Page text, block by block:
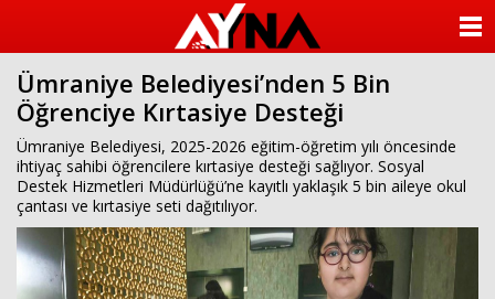
sohbet
cinsel
sohbet
sohbet
mobil
sohbet
islami
sohbetler
Ümraniye Belediyesi’nden 5 Bin
Öğrenciye Kırtasiye Desteği
Ümraniye Belediyesi, 2025-2026 eğitim-öğretim yılı öncesinde
ihtiyaç sahibi öğrencilere kırtasiye desteği sağlıyor. Sosyal
Destek Hizmetleri Müdürlüğü’ne kayıtlı yaklaşık 5 bin aileye okul
çantası ve kırtasiye seti dağıtılıyor.
KATEGORİLER
ANKETLER
FOTO GALERİ
VİDEO GALERİ